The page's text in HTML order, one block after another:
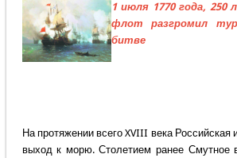
1 июля 1770 года, 250
флот разгромил
битве
На протяжении всего XVIII века Российская
выход к морю. Столетием ранее Смутное